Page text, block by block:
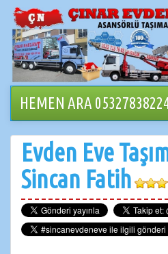
İçeriğe
geçin
HEMEN ARA
Evden Eve
Sincan Fatih